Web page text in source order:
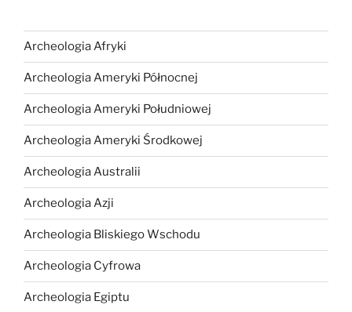
Archeologia Afryki
Archeologia Ameryki Północnej
Archeologia Ameryki Południowej
Archeologia Ameryki Środkowej
Archeologia Australii
Archeologia Azji
Archeologia Bliskiego Wschodu
Archeologia Cyfrowa
Archeologia Egiptu